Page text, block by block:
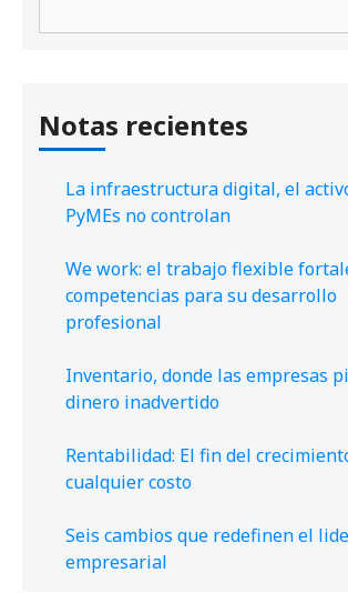
Notas recientes
La infraestructura digital, el
PyMEs no controlan
We work: el trabajo flexible
competencias para su desarrollo
profesional
Inventario, donde las empresas
dinero inadvertido
Rentabilidad: El fin del
cualquier costo
Seis cambios que redefinen el
empresarial